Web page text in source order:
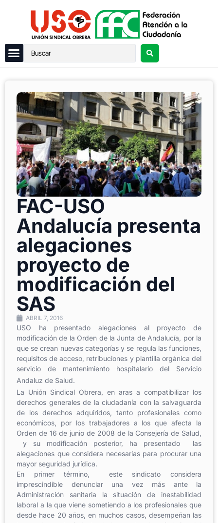
FAC-USO
Andalucía presenta
alegaciones
proyecto de
modificación del
SAS
ABRIL 7, 2016
USO ha presentado alegaciones al proyecto de
modificación de la Orden de la Junta de Andalucía, por la
que se crean nuevas categorías y se regula las funciones,
requisitos de acceso, retribuciones y plantilla orgánica del
servicio de mantenimiento hospitalario del Servicio
Andaluz de Salud.
La Unión Sindical Obrera, en aras a compatibilizar los
derechos generales de la ciudadanía con la salvaguarda
de los derechos adquiridos, tanto profesionales como
económicos, por los trabajadores a los que afecta la
Orden de 16 de junio de 2008 de la Consejería de Salud,
y su modificación posterior, ha presentado las
alegaciones que considera necesarias para procurar una
mayor seguridad jurídica.
En primer término, este sindicato considera
imprescindible denunciar una vez más ante la
Administración sanitaria la situación de inestabilidad
laboral a la que viene sometiendo a los profesionales que
desde hace 20 años, en muchos casos, desempeñan las